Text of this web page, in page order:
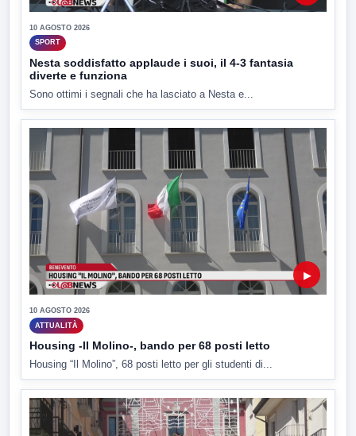
10 AGOSTO 2026
SPORT
Nesta soddisfatto applaude i suoi, il 4-3 fantasia
diverte e funziona
Sono ottimi i segnali che ha lasciato a Nesta e...
▶
10 AGOSTO 2026
ATTUALITÀ
Housing -Il Molino-, bando per 68 posti letto
Housing “Il Molino”, 68 posti letto per gli studenti di...